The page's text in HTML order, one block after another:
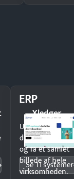
ERP
Xledger
Undgå
og få ét samlet
billede af hele
virksomheden.
Se 11 systemer